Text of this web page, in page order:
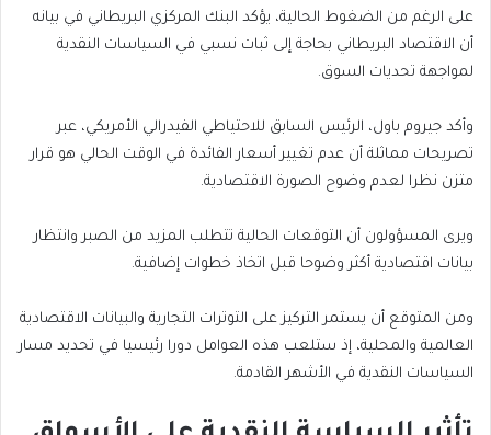
على الرغم من الضغوط الحالية، يؤكد البنك المركزي البريطاني في بيانه
أن الاقتصاد البريطاني بحاجة إلى ثبات نسبي في السياسات النقدية
لمواجهة تحديات السوق.
وأكد جيروم باول، الرئيس السابق للاحتياطي الفيدرالي الأمريكي، عبر
تصريحات مماثلة أن عدم تغيير أسعار الفائدة في الوقت الحالي هو قرار
متزن نظرا لعدم وضوح الصورة الاقتصادية.
ويرى المسؤولون أن التوقعات الحالية تتطلب المزيد من الصبر وانتظار
بيانات اقتصادية أكثر وضوحا قبل اتخاذ خطوات إضافية.
ومن المتوقع أن يستمر التركيز على التوترات التجارية والبيانات الاقتصادية
العالمية والمحلية، إذ ستلعب هذه العوامل دورا رئيسيا في تحديد مسار
السياسات النقدية في الأشهر القادمة.